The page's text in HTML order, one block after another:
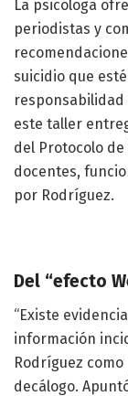
La psicóloga
periodistas y
suicidio que
responsabilidad
este taller
del Protocolo
docentes,
por Rodríguez.
Del “efecto
“Existe
información
Rodríguez
decálogo.